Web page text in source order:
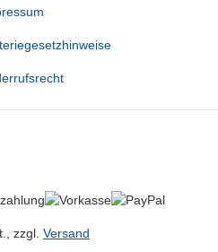
zzgl. Versand